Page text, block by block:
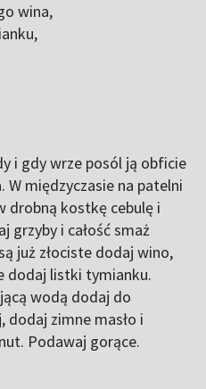
wina,
i gdy wrze posól ją obficie
międzyczasie na patelni
drobną kostkę cebulę i
grzyby i całość smaż
już złociste dodaj wino,
dodaj listki tymianku.
wodą dodaj do
dodaj zimne masło i
Podawaj gorące.